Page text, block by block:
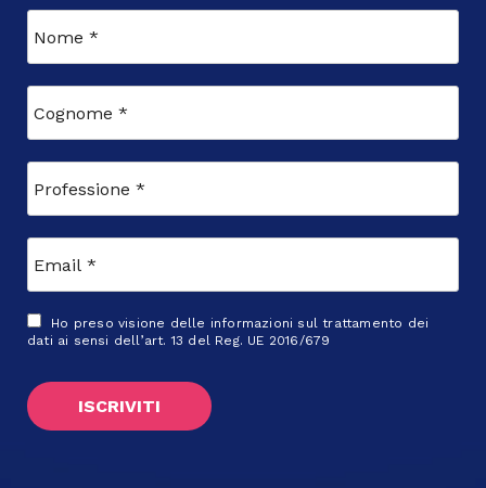
Ho preso visione delle informazioni sul trattamento dei
dati ai sensi dell’art. 13 del Reg. UE 2016/679